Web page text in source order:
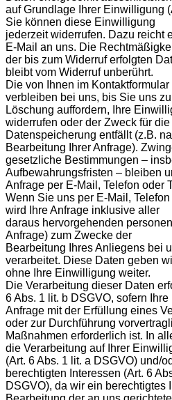
auf Grundlage Ihrer Einwilligung
Sie können diese Einwilligung
jederzeit widerrufen. Dazu reicht
E-Mail an uns. Die
der bis zum Widerruf erfolgten
bleibt vom Widerruf unberührt.
Die von Ihnen im
verbleiben bei uns, bis Sie uns
Löschung auffordern, Ihre
widerrufen oder der Zweck für die
Datenspeicherung entfällt (z.B.
Bearbeitung Ihrer Anfrage).
gesetzliche Bestimmungen –
Aufbewahrungsfristen – bleiben
Anfrage per E-Mail, Telefon oder
Wenn Sie uns per E-Mail,
wird Ihre Anfrage inklusive aller
daraus hervorgehenden
Anfrage) zum Zwecke der
Bearbeitung Ihres Anliegens bei
verarbeitet. Diese Daten geben
ohne Ihre Einwilligung weiter.
Die Verarbeitung dieser Daten
6 Abs. 1 lit. b DSGVO, sofern Ihre
Anfrage mit der Erfüllung eines
oder zur Durchführung
Maßnahmen erforderlich ist. In
die Verarbeitung auf Ihrer
(Art. 6 Abs. 1 lit. a DSGVO) und/
berechtigten Interessen (Art. 6
DSGVO), da wir ein berechtigtes